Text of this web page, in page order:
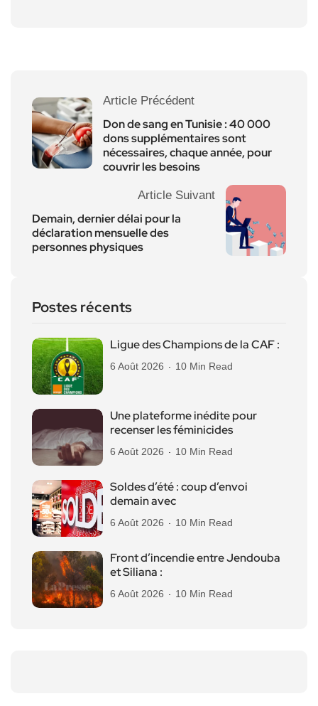
Article Précédent
Don de sang en Tunisie : 40 000
dons supplémentaires sont
nécessaires, chaque année, pour
couvrir les besoins
Article Suivant
Demain, dernier délai pour la
déclaration mensuelle des
personnes physiques
Postes récents
Ligue des Champions de la CAF :
6 Août 2026 10 Min Read
Une plateforme inédite pour
recenser les féminicides
6 Août 2026 10 Min Read
Soldes d’été : coup d’envoi
demain avec
6 Août 2026 10 Min Read
Front d’incendie entre Jendouba
et Siliana :
6 Août 2026 10 Min Read